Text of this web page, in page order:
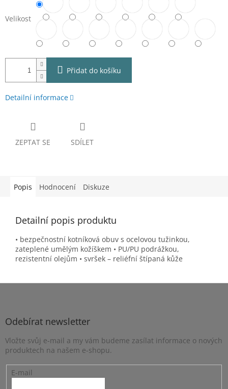
Velikost
Přidat do košíku
Detailní informace
ZEPTAT SE SDÍLET
Popis Hodnocení Diskuze
Detailní popis produktu
• bezpečnostní kotníková obuv s ocelovou tužinkou,
zateplené umělým kožíškem • PU/PU podrážkou,
rezistentní olejům • svršek – reliéfní štípaná kůže
Z
Odebírat newsletter
Vložte svůj e-mail a my vám budeme zasílat informace o nových
produktech na našem e-shopu.
E-mail